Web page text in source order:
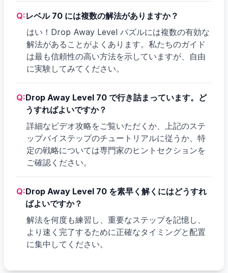
Q:レベル 70 には複数の解法がありますか？
はい！Drop Away Level パズルには複数の有効な
解法があることがよくあります。私たちのガイド
は最も信頼性の高い方法を示していますが、自由
に実験してみてください。
Q:Drop Away Level 70 で行き詰まっています。ど
うすればよいですか？
詳細なビデオ攻略をご覧いただくか、上記のステ
ップバイステップのチュートリアルに従うか、特
定の戦略については専門家のヒントセクションを
ご確認ください。
Q:Drop Away Level 70 を素早く解くにはどうすれ
ばよいですか？
解法を何度も練習し、重要なステップを記憶し、
より速く完了するために正確なタイミングと配置
に集中してください。